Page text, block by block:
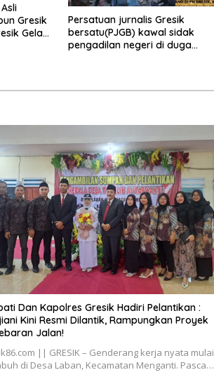
Gresik
Gelar
Persatuan jurnalis Gresik
bersatu(PJGB) kawal sidak
pengadilan negeri di duga
Dan Kapolres Gresik Hadiri Pelantikan :
Kini Resmi Dilantik, Rampungkan Proyek
Jalan!
|| GRESIK – Genderang kerja nyata mulai
di Desa Laban, Kecamatan Menganti. Pasca…